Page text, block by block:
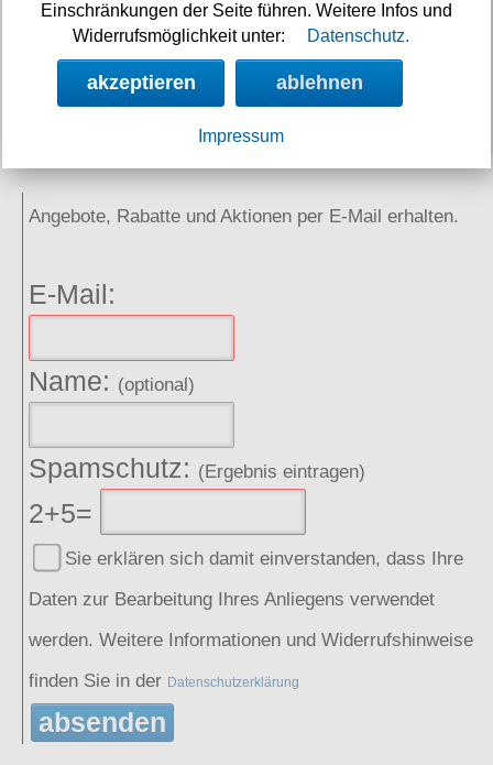
Neuigkeiten
Links
Angebote, Rabatte und Aktionen per E-Mail erhalten.
E-Mail:
Name: (optional)
Spamschutz: (Ergebnis eintragen)
2+5=
Sie erklären sich damit einverstanden, dass Ihre
Daten zur Bearbeitung Ihres Anliegens verwendet
werden. Weitere Informationen und Widerrufshinweise
finden Sie in der Datenschutzerklärung
absenden
Einschränkungen der Seite führen. Weitere Infos und
Widerrufsmöglichkeit unter:
Datenschutz.
akzeptieren ablehnen
Impressum